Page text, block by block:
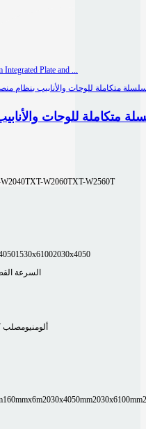
XT-W2060TXT-W2560T
1530x61002030x4050
السرعة
ألومنيومصلب
160mmx6m2030x4050mm2030x6100mm